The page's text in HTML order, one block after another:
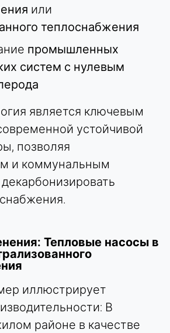
или
теплоснабжения
промышленных
систем с нулевым
является ключевым
устойчивой
позволяя
и коммунальным
Тепловые насосы в
иллюстрирует
В
районе в качестве